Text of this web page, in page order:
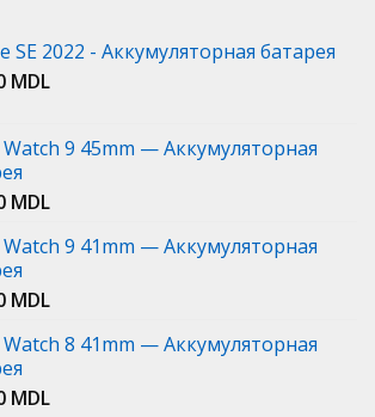
SE 2022 - Аккумуляторная батарея
MDL
9 45mm — Аккумуляторная
MDL
9 41mm — Аккумуляторная
MDL
8 41mm — Аккумуляторная
MDL